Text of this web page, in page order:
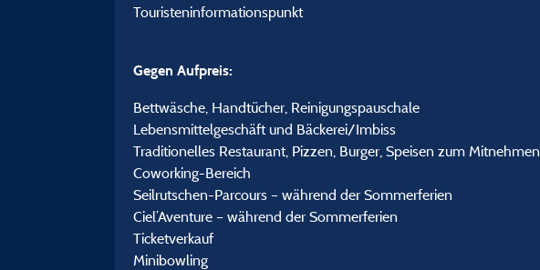
Touristeninformationspunkt
Gegen Aufpreis:
Bettwäsche, Handtücher, Reinigungspauschale
Lebensmittelgeschäft und Bäckerei/Imbiss
Traditionelles Restaurant, Pizzen, Burger, Speisen zum Mitnehmen
Coworking-Bereich
Seilrutschen-Parcours – während der Sommerferien
Ciel’Aventure – während der Sommerferien
Ticketverkauf
Minibowling